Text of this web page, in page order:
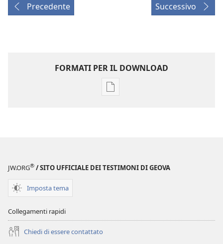
Precedente Successivo
FORMATI PER IL DOWNLOAD
Opzioni
SVEGLIATEVI!
JW.ORG® / SITO UFFICIALE DEI TESTIMONI DI GEOVA
Imposta tema
Collegamenti rapidi
Chiedi di essere contattato